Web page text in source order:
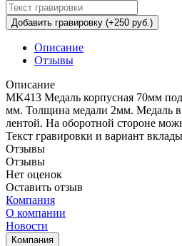
Добавить гравировку (+250 руб.)
Описание
Отзывы
Описание
MK413 Медаль корпусная 70мм
мм. Толщина медали 2мм. Медаль
лентой. На оборотной стороне
Текст гравировки и вариант
Отзывы
Отзывы
Нет оценок
Оставить отзыв
Компания
О компании
Новости
Компания